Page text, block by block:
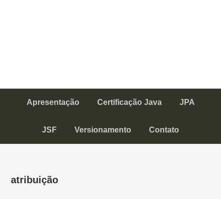
Apresentação Certificação Java JPA
JSF Versionamento Contato
atribuição